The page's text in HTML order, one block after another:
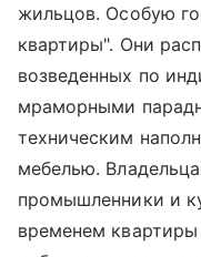
жильцов. Особую
квартиры". Они
возведенных по
мраморными
техническим
мебелью.
промышленники и
временем